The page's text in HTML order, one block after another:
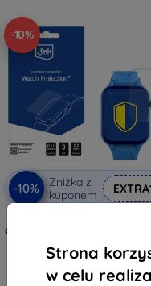
Strona
w celu
-10%
-10%
Zniżka z
kuponem
ochronna na Garett Essa GO
38,90 zł
35,02 zł